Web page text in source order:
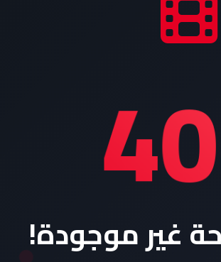
غير موجودة!